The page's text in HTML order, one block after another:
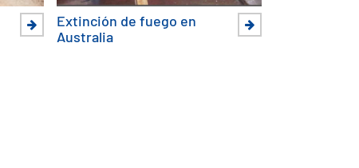
Extinción de fuego en
Australia